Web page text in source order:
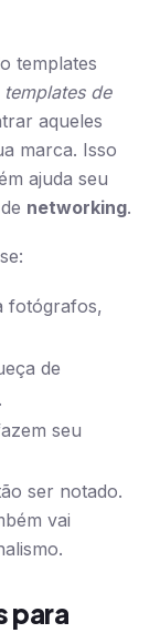
templates
templates de
aqueles
marca. Isso
ajuda seu
networking.
fotógrafos,
de
seu
ser notado.
vai
para